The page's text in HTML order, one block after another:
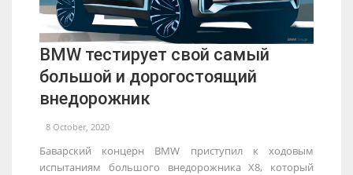
BMW тестирует свой самый
большой и дорогостоящий
внедорожник
8 October, 2020
Баварский концерн BMW приступил к ходовым
испытаниям большого внедорожника X8, который